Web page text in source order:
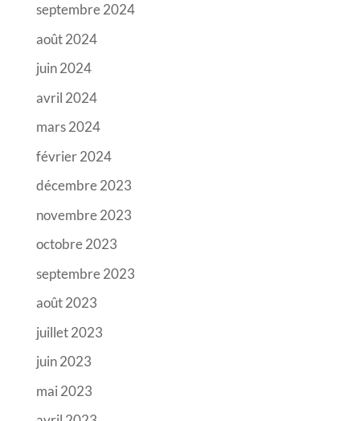
septembre 2024
août 2024
juin 2024
avril 2024
mars 2024
février 2024
décembre 2023
novembre 2023
octobre 2023
septembre 2023
août 2023
juillet 2023
juin 2023
mai 2023